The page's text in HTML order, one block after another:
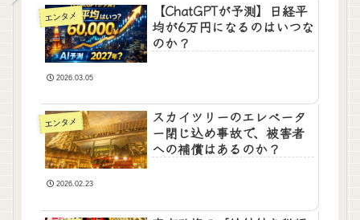
エンタメ
【ChatGPTが予測】日経平
均が6万円になるのはいつな
のか？
2026.03.05
エンタメ
スカイツリーのエレベータ
ー閉じ込め事故で、被害者
への補償はあるのか？
2026.02.23